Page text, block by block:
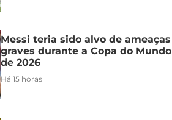
Messi teria sido alvo de ameaças
graves durante a Copa do Mundo
de 2026
Há 15 horas